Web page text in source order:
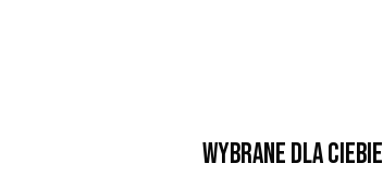
Wybrane dla Ciebie